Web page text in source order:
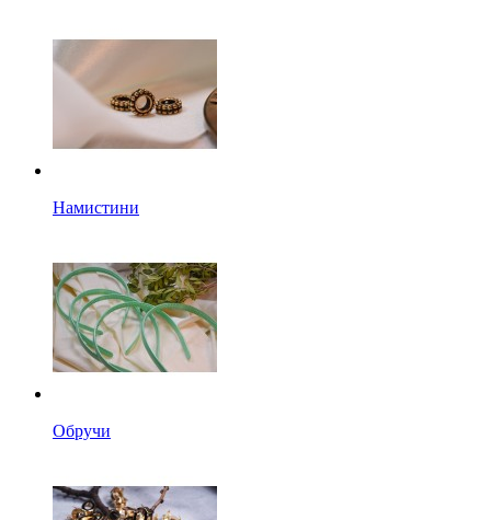
Намистини
Обручи